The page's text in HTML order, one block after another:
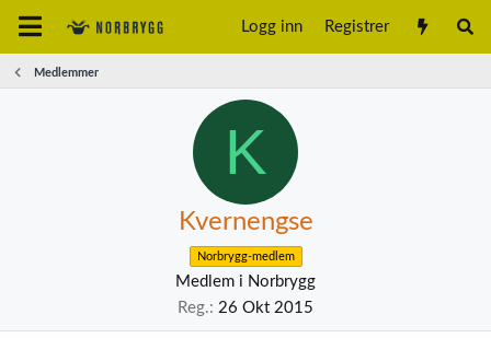
Logg inn Registrer
Medlemmer
K
Kvernengse
Norbrygg-medlem
Medlem i Norbrygg
Reg. 26 Okt 2015